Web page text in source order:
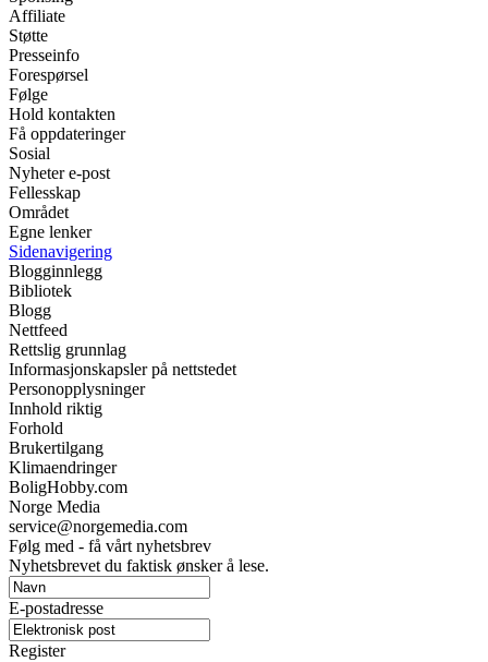
Affiliate
Støtte
Presseinfo
Forespørsel
Følge
Hold kontakten
Få oppdateringer
Sosial
Nyheter e-post
Fellesskap
Området
Egne lenker
Sidenavigering
Blogginnlegg
Bibliotek
Blogg
Nettfeed
Rettslig grunnlag
Informasjonskapsler på nettstedet
Personopplysninger
Innhold riktig
Forhold
Brukertilgang
Klimaendringer
BoligHobby.com
Norge Media
service@norgemedia.com
Følg med - få vårt nyhetsbrev
Nyhetsbrevet du faktisk ønsker å lese.
E-postadresse
Register